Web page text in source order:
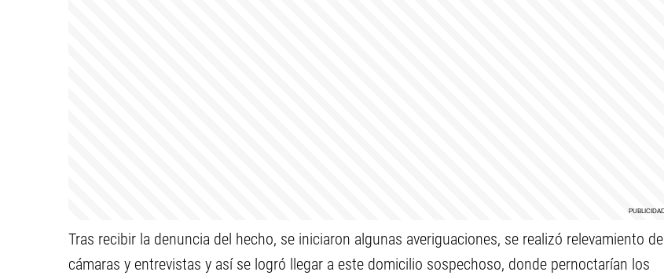
Tras recibir la denuncia del hecho, se iniciaron algunas averiguaciones, se realizó relevamiento de
cámaras y entrevistas y así se logró llegar a este domicilio sospechoso, donde pernoctarían los